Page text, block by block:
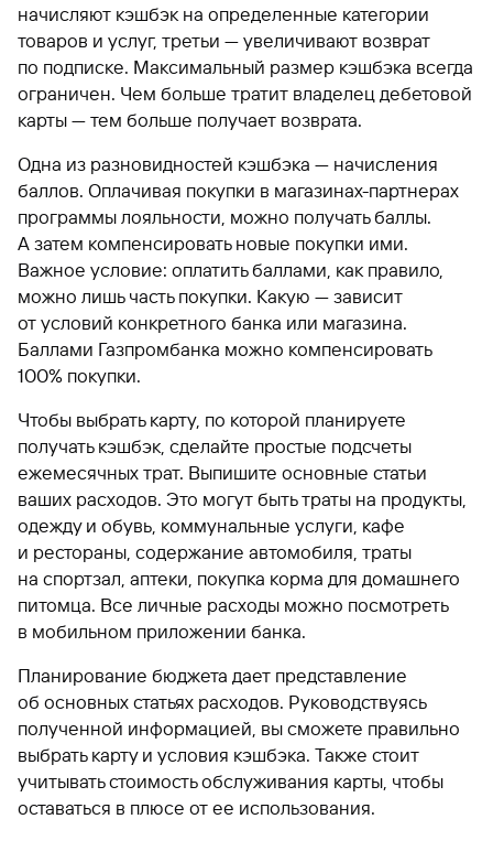
начисляют кэшбэк на определенные категории
товаров и услуг, третьи — увеличивают возврат
по подписке. Максимальный размер кэшбэка всегда
ограничен. Чем больше тратит владелец дебетовой
карты — тем больше получает возврата.
Одна из разновидностей кэшбэка — начисления
баллов. Оплачивая покупки в магазинах-партнерах
программы лояльности, можно получать баллы.
А затем компенсировать новые покупки ими.
Важное условие: оплатить баллами, как правило,
можно лишь часть покупки. Какую — зависит
от условий конкретного банка или магазина.
Баллами Газпромбанка можно компенсировать
100% покупки.
Чтобы выбрать карту, по которой планируете
получать кэшбэк, сделайте простые подсчеты
ежемесячных трат. Выпишите основные статьи
ваших расходов. Это могут быть траты на продукты,
одежду и обувь, коммунальные услуги, кафе
и рестораны, содержание автомобиля, траты
на спортзал, аптеки, покупка корма для домашнего
питомца. Все личные расходы можно посмотреть
в мобильном приложении банка.
Планирование бюджета дает представление
об основных статьях расходов. Руководствуясь
полученной информацией, вы сможете правильно
выбрать карту и условия кэшбэка. Также стоит
учитывать стоимость обслуживания карты, чтобы
оставаться в плюсе от ее использования.